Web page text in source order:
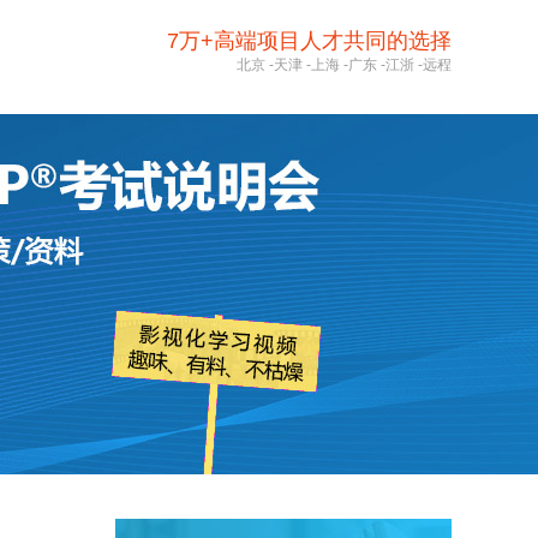
7万+高端项目人才共同的选择
北京 -天津 - 上海 -广东 -江浙 -远程